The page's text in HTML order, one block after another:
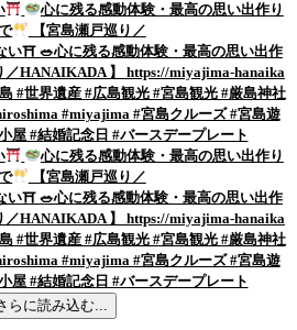
心に残る感動体験・最高の思い出作り
【宮島瀬戸巡り／
心に残る感動体験・最高の思い出作り
【宮島瀬戸巡り／
らに読み込む...